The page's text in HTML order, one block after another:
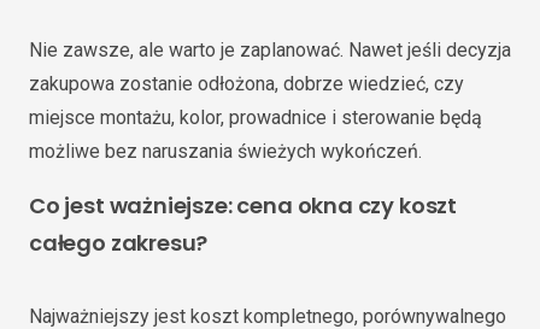
Nie zawsze, ale warto je zaplanować. Nawet jeśli decyzja
zakupowa zostanie odłożona, dobrze wiedzieć, czy
miejsce montażu, kolor, prowadnice i sterowanie będą
możliwe bez naruszania świeżych wykończeń.
Co jest ważniejsze: cena okna czy koszt
całego zakresu?
Najważniejszy jest koszt kompletnego, porównywalnego